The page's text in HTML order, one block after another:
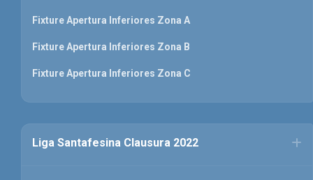
Fixture Apertura Inferiores Zona A
Fixture Apertura Inferiores Zona B
Fixture Apertura Inferiores Zona C
Liga Santafesina Clausura 2022